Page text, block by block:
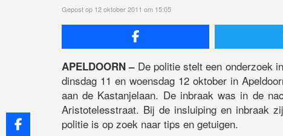
Gepost op 12 oktober 2011 om 15:05
APELDOORN –De politie stelt een onderzoek
dinsdag 11 en woensdag 12 oktober in
aan de Kastanjelaan. De inbraak was in de
Aristotelesstraat. Bij de insluiping en inbraak
politie is op zoek naar tips en getuigen.